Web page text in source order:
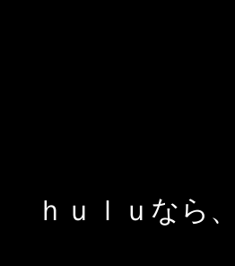
ｈｕｌｕなら